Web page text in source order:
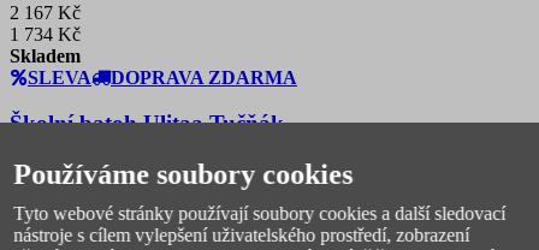
2 167 Kč
1 734 Kč
Skladem
SLEVA
DOPRAVA ZDARMA
Školní batoh Ulitaa Tučňák
3 060 Kč
Skladem
SLEVA
Používáme soubory cookies
Tyto webové stránky používají soubory cookies a další sledovací
nástroje s cílem vylepšení uživatelského prostředí, zobrazení